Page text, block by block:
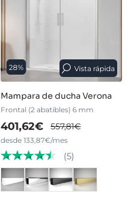
28% Vista rápida
Mampara de ducha Verona
Frontal (2 abatibles) 6 mm
401,62€ 557,81€
desde 133,87€/mes
(5)